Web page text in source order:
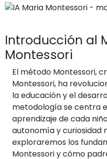
Introducción al
Montessori
El método Montessori,
Montessori, ha
la educación y el
metodología se centra
aprendizaje de cada
autonomía y curiosidad
exploraremos los
Montessori y cómo